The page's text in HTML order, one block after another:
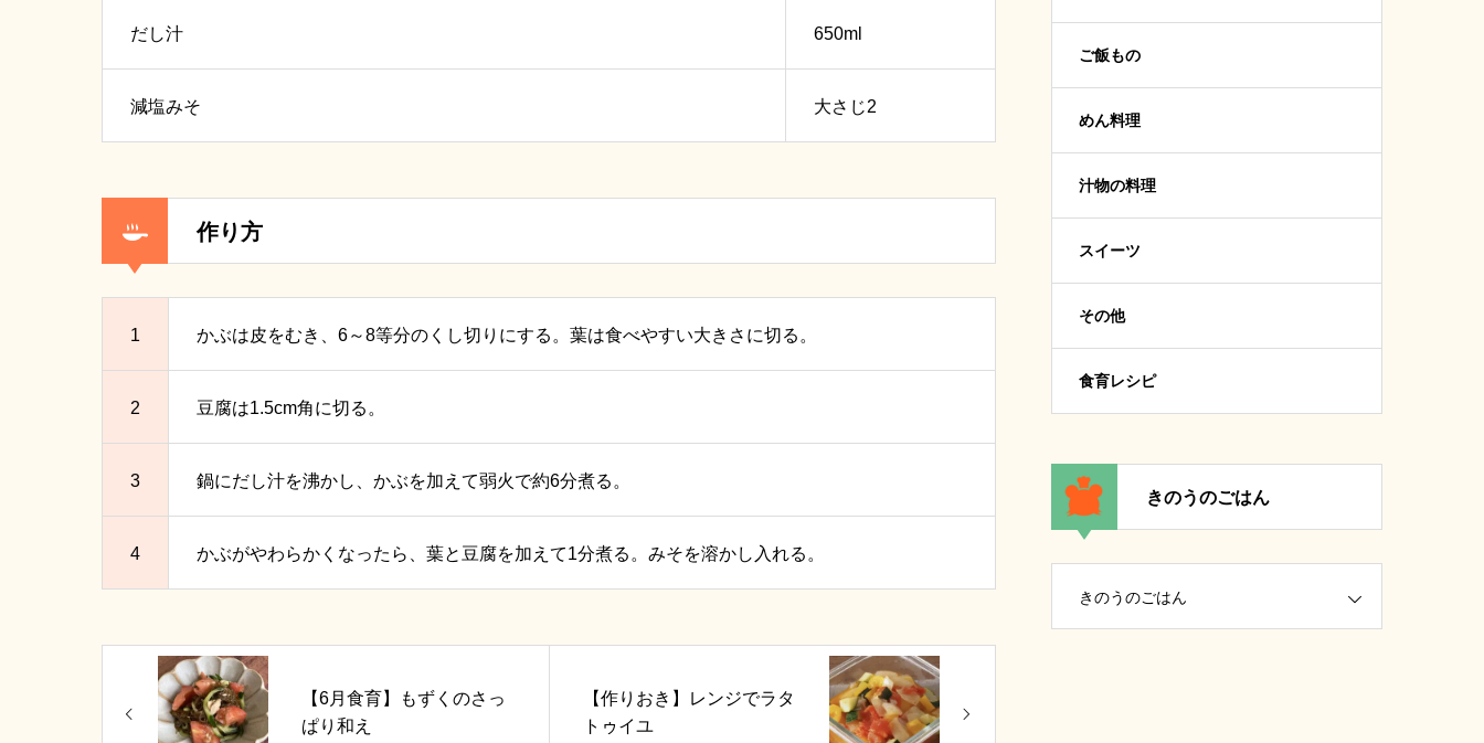
だし汁 650ml
減塩みそ 大さじ2
作り方
1 かぶは皮をむき、6～8等分のくし切りにする。葉は食べやすい大きさに切る。
2 豆腐は1.5cm角に切る。
3 鍋にだし汁を沸かし、かぶを加えて弱火で約6分煮る。
4 かぶがやわらかくなったら、葉と豆腐を加えて1分煮る。みそを溶かし入れる。
【6月食育】もずくのさっ
ぱり和え
【作りおき】レンジでラタ
トゥイユ
ご飯もの
めん料理
汁物の料理
スイーツ
その他
食育レシピ
きのうのごはん
きのうのごはん